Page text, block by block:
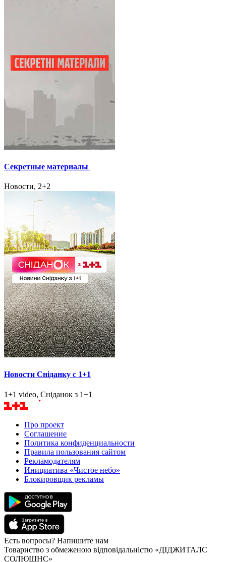
Секретные материалы
Новости, 2+2
Новости Сніданку с 1+1
1+1 video, Сніданок з 1+1
Про проект
Соглашение
Политика конфиденциальности
Правила пользования сайтом
Рекламодателям
Инициатива «Чистое небо»
Блокировщик рекламы
Есть вопросы? Напишите нам
Товариство з обмеженою відповідальністю «ДІДЖИТАЛС
СОЛЮШНС»